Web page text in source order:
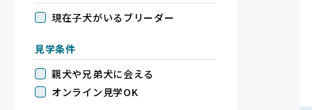
現在子犬がいるブリーダー
見学条件
親犬や兄弟犬に会える
オンライン見学OK